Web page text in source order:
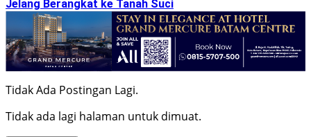
Jelang Berangkat ke Tanah Suci
Tidak Ada Postingan Lagi.
Tidak ada lagi halaman untuk dimuat.